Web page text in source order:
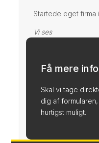
Startede eget firma
Vi ses
Få mere
Skal vi tage
dig af
hurtigst muligt.